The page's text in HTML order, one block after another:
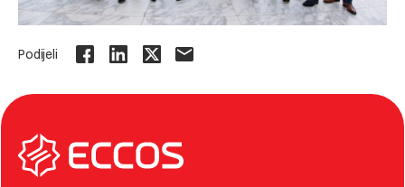
Podijeli